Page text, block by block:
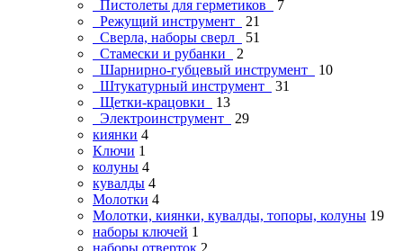
Пистолеты для герметиков
7
Режущий инструмент
21
Сверла, наборы сверл
51
Стамески и рубанки
2
Шарнирно-губцевый инструмент
10
Штукатурный инструмент
31
Щетки-крацовки
13
Электроинструмент
29
киянки 4
Ключи 1
колуны 4
кувалды 4
Молотки 4
Молотки, киянки, кувалды, топоры, колуны 19
наборы ключей 1
наборы отверток 2